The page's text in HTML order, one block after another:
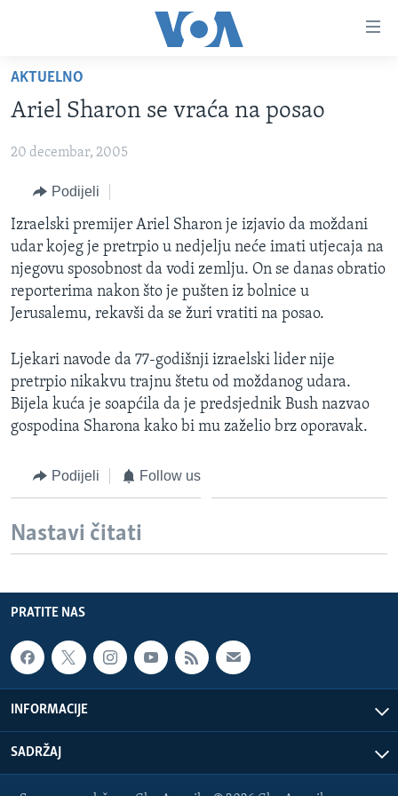
glavni
sadržaj
na
navigaciju
Idi
na
pretragu
TV PROGRAM
FOTOGRAFIJE DANA
VIJESTI
SJEDINJENE AMERIČKE DRŽAVE
BOSNA I HERCEGOVINA
SVIJET
NAUKA I TEHNOLOGIJA
SPECIJALNI PROJEKTI
KORUPCIJA
SLOBODA MEDIJA
ŽENSKA STRANA
IZBJEGLIČKA STRANA
MAGAZIN
Learning English
PRATITE NAS
AKTUELNO
Ariel Sharon se vraća na posao
20 decembar, 2005
Podijeli
Izraelski premijer Ariel Sharon je izjavio da moždani
udar kojeg je pretrpio u nedjelju neće imati utjecaja na
njegovu sposobnost da vodi zemlju. On se danas obratio
reporterima nakon što je pušten iz bolnice u
Jerusalemu, rekavši da se žuri vratiti na posao.
Ljekari navode da 77-godišnji izraelski lider nije
pretrpio nikakvu trajnu štetu od moždanog udara.
Bijela kuća je soapćila da je predsjednik Bush nazvao
gospodina Sharona kako bi mu zaželio brz oporavak.
Podijeli Follow us
Nastavi čitati
PRATITE NAS
INFORMACIJE
SADRŽAJ